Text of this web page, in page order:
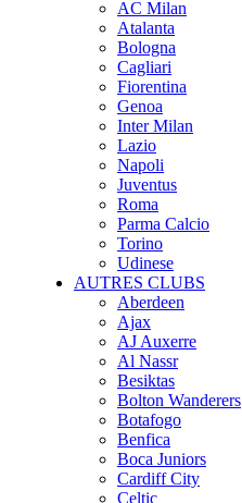
AC Milan
Atalanta
Bologna
Cagliari
Fiorentina
Genoa
Inter Milan
Lazio
Napoli
Juventus
Roma
Parma Calcio
Torino
Udinese
AUTRES CLUBS
Aberdeen
Ajax
AJ Auxerre
Al Nassr
Besiktas
Bolton Wanderers
Botafogo
Benfica
Boca Juniors
Cardiff City
Celtic